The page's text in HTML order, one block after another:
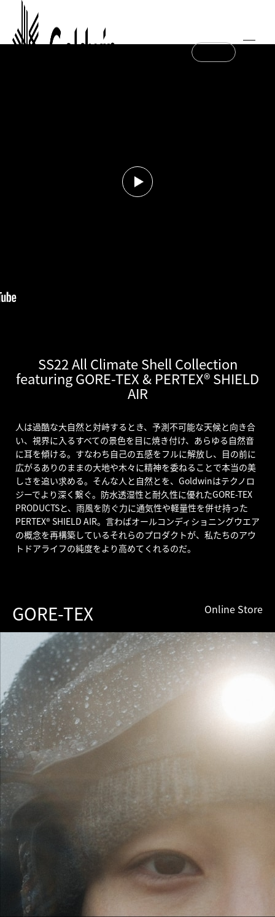
Online Store
SS22 All Climate Shell Collection
featuring GORE-TEX & PERTEX® SHIELD
AIR
人は過酷な大自然と対峙するとき、予測不可能な天候と向き合
い、視界に入るすべての景色を目に焼き付け、あらゆる自然音
に耳を傾ける。すなわち自己の五感をフルに解放し、目の前に
広がるありのままの大地や木々に精神を委ねることで本当の美
しさを追い求める。そんな人と自然とを、Goldwinはテクノロ
ジーでより深く繋ぐ。防水透湿性と耐久性に優れたGORE-TEX
PRODUCTSと、雨風を防ぐ力に通気性や軽量性を併せ持った
PERTEX® SHIELD AIR。言わばオールコンディショニングウエア
の概念を再構築しているそれらのプロダクトが、私たちのアウ
トドアライフの純度をより高めてくれるのだ。
GORE-TEX Online Store